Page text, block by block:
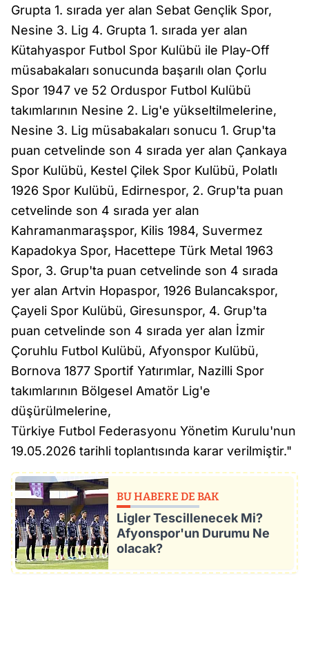
Grupta 1. sırada yer alan Sebat Gençlik Spor,
Nesine 3. Lig 4. Grupta 1. sırada yer alan
Kütahyaspor Futbol Spor Kulübü ile Play-Off
müsabakaları sonucunda başarılı olan Çorlu
Spor 1947 ve 52 Orduspor Futbol Kulübü
takımlarının Nesine 2. Lig'e yükseltilmelerine,
Nesine 3. Lig müsabakaları sonucu 1. Grup'ta
puan cetvelinde son 4 sırada yer alan Çankaya
Spor Kulübü, Kestel Çilek Spor Kulübü, Polatlı
1926 Spor Kulübü, Edirnespor, 2. Grup'ta puan
cetvelinde son 4 sırada yer alan
Kahramanmaraşspor, Kilis 1984, Suvermez
Kapadokya Spor, Hacettepe Türk Metal 1963
Spor, 3. Grup'ta puan cetvelinde son 4 sırada
yer alan Artvin Hopaspor, 1926 Bulancakspor,
Çayeli Spor Kulübü, Giresunspor, 4. Grup'ta
puan cetvelinde son 4 sırada yer alan İzmir
Çoruhlu Futbol Kulübü, Afyonspor Kulübü,
Bornova 1877 Sportif Yatırımlar, Nazilli Spor
takımlarının Bölgesel Amatör Lig'e
düşürülmelerine,
Türkiye Futbol Federasyonu Yönetim Kurulu'nun
19.05.2026 tarihli toplantısında karar verilmiştir."
BU HABERE DE BAK
Ligler Tescillenecek Mi?
Afyonspor'un Durumu Ne
olacak?